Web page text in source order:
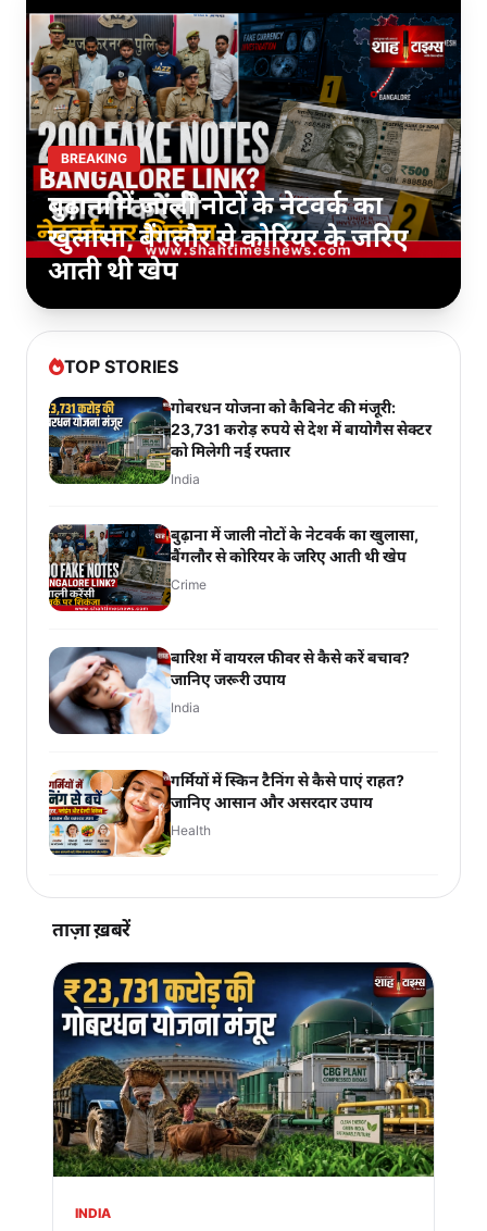
BREAKING
यूपी बारिश अलर्ट: 24 घंटे में भारी से
बहुत भारी वर्षा
TOP STORIES
गोबरधन योजना को कैबिनेट की मंजूरी:
23,731 करोड़ रुपये से देश में बायोगैस सेक्टर
को मिलेगी नई रफ्तार
India
बुढ़ाना में जाली नोटों के नेटवर्क का खुलासा,
बैंगलौर से कोरियर के जरिए आती थी खेप
Crime
बारिश में वायरल फीवर से कैसे करें बचाव?
जानिए जरूरी उपाय
India
गर्मियों में स्किन टैनिंग से कैसे पाएं राहत?
जानिए आसान और असरदार उपाय
Health
ताज़ा ख़बरें
INDIA